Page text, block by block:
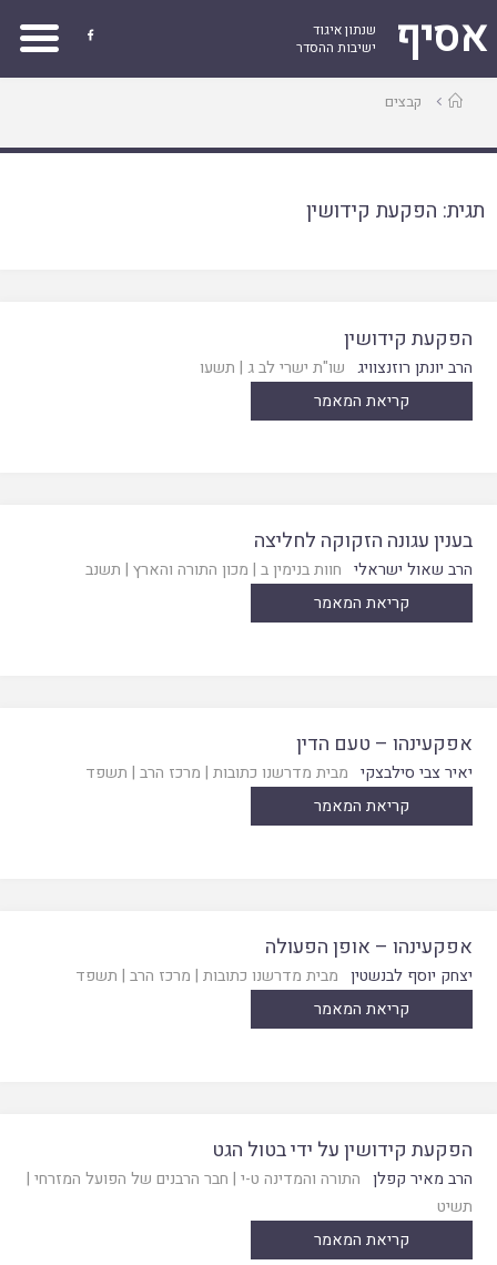
אסיף
שנתון איגוד
ישיבות ההסדר

עמודקבצים
תגית: הפקעת קידושין
הפקעת קידושין
הרב יונתן רוזנצוויג שו"ת ישרי לב ג | תשעו
קריאת המאמר
בענין עגונה הזקוקה לחליצה
הרב שאול ישראלי חוות בנימין ב | מכון התורה והארץ | תשנב
קריאת המאמר
אפקעינהו – טעם הדין
יאיר צבי סילבצקי מבית מדרשנו כתובות | מרכז הרב | תשפד
קריאת המאמר
אפקעינהו – אופן הפעולה
יצחק יוסף לבנשטין מבית מדרשנו כתובות | מרכז הרב | תשפד
קריאת המאמר
הפקעת קידושין על ידי בטול הגט
הרב מאיר קפלן התורה והמדינה ט-י | חבר הרבנים של הפועל המזרחי |
תשיט
קריאת המאמר